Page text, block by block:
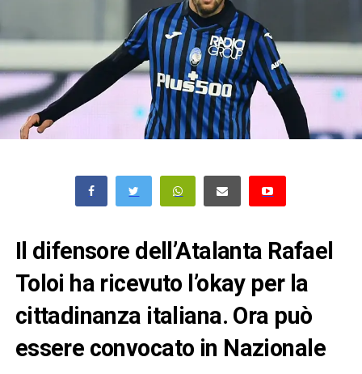
Il difensore dell’Atalanta Rafael
Toloi ha ricevuto l’okay per la
cittadinanza italiana. Ora può
essere convocato in Nazionale